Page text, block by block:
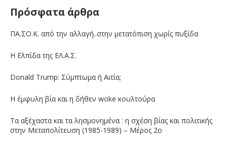
Πρόσφατα άρθρα
ΠΑ.ΣΟ.Κ. από την αλλαγή..στην μετατόπιση χωρίς πυξίδα
Η Ελπίδα της ΕΛ.Α.Σ.
Donald Trump: Σύμπτωμα ή Αιτία;
Η έμφυλη βία και η δήθεν woke κουλτούρα
Τα αξέχαστα και τα λησμονημένα : η σχέση βίας και πολιτικής
στην Μεταπολίτευση (1985-1989) – Μέρος 2ο